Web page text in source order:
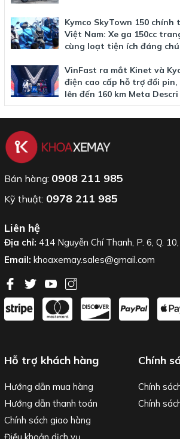
Kymco SkyTown 150 chính
Việt Nam: Xe ga 150cc
cùng loạt tiện ích đáng
VinFast ra mắt Kinet và
điện cao cấp hỗ trợ đổi
lên đến 160 km Meta Descri
Bán hàng: 0908 211 985
Kỹ thuật: 0978 211 985
Liên hệ
Địa chỉ: 414 Nguyễn Chí Thanh, P. 6, Q.
Email: khoaxemay.sales@gmail.com
Hỗ trợ khách hàng
Hướng dẫn mua hàng
Hướng dẫn thanh toán
Chính sách giao hàng
Chính
Chính
Chính